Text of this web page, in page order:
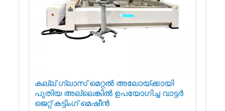
കല്ല് ഗ്ലാസ് മെറ്റൽ അലോയ്ക്കായി
പുതിയ അല്ലെങ്കിൽ ഉപയോഗിച്ച വാട്ടർ
ജെറ്റ് കട്ടിംഗ് മെഷീൻ